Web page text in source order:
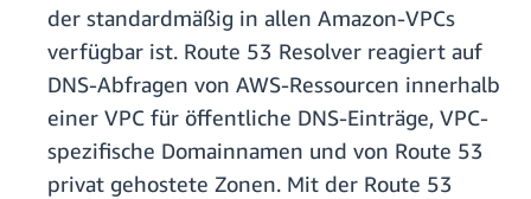
der standardmäßig in allen Amazon-VPCs
verfügbar ist. Route 53 Resolver reagiert auf
DNS-Abfragen von AWS-Ressourcen innerhalb
einer VPC für öffentliche DNS-Einträge, VPC-
spezifische Domainnamen und von Route 53
privat gehostete Zonen. Mit der Route 53